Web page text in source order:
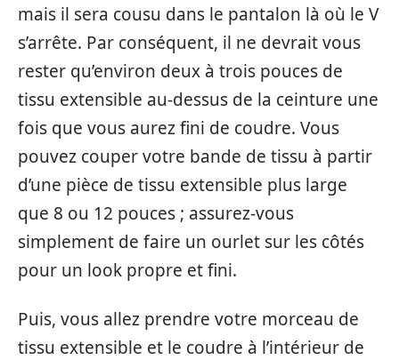
mais il sera cousu dans le pantalon là où le V
s’arrête. Par conséquent, il ne devrait vous
rester qu’environ deux à trois pouces de
tissu extensible au-dessus de la ceinture une
fois que vous aurez fini de coudre. Vous
pouvez couper votre bande de tissu à partir
d’une pièce de tissu extensible plus large
que 8 ou 12 pouces ; assurez-vous
simplement de faire un ourlet sur les côtés
pour un look propre et fini.
Puis, vous allez prendre votre morceau de
tissu extensible et le coudre à l’intérieur de